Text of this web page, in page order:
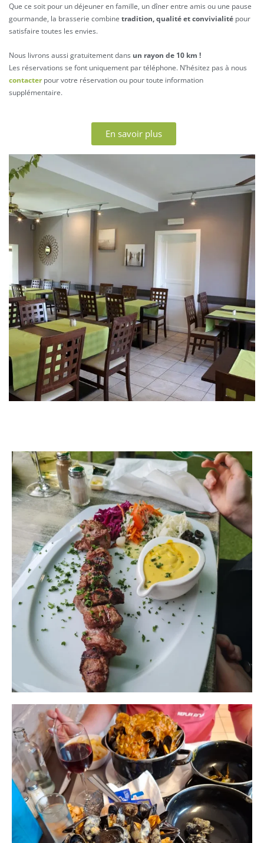
Que ce soit pour un déjeuner en famille, un dîner entre amis ou une pause
gourmande, la brasserie combine tradition, qualité et convivialité pour
satisfaire toutes les envies.
Nous livrons aussi gratuitement dans un rayon de 10 km !
Les réservations se font uniquement par téléphone. N’hésitez pas à nous
contacter pour votre réservation ou pour toute information
supplémentaire.
En savoir plus